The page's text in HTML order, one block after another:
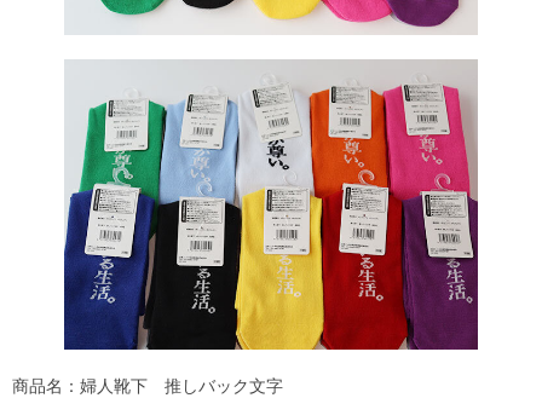
商品名：婦人靴下 推しバック文字